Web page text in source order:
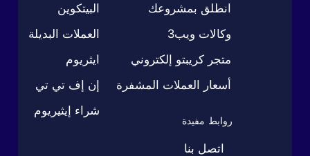
البيتكوين
العملات البديلة
ايثريوم
إن إف تي تي
شراء إيثيريوم
انطلق بمشروعك
وكالات ويب3
متجر كريبتو إلكتروني
أسعار العملات المشفرة
روابط مفيدة
اتصل بنا